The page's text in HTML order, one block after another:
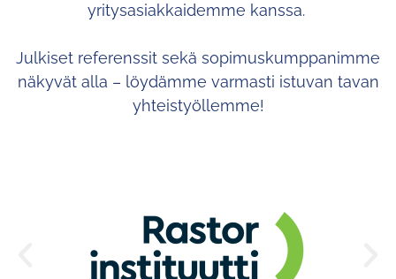
yritysasiakkaidemme kanssa.
Julkiset referenssit sekä sopimuskumppanimme
näkyvät alla – löydämme varmasti istuvan tavan
yhteistyöllemme!